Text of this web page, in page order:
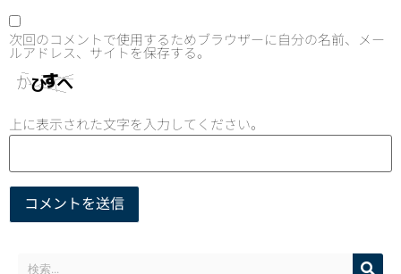
次回のコメントで使用するためブラウザーに自分の名前、メー
ルアドレス、サイトを保存する。
上に表示された文字を入力してください。